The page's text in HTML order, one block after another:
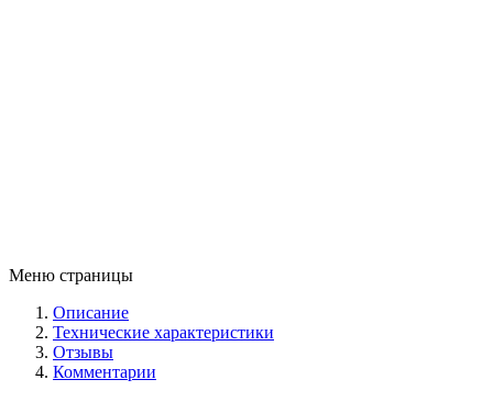
Меню страницы
Описание
Технические характеристики
Отзывы
Комментарии